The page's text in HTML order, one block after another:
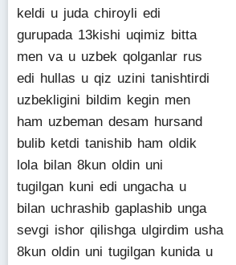
keldi u juda chiroyli edi
gurupada 13kishi uqimiz bitta
men va u uzbek qolganlar rus
edi hullas u qiz uzini tanishtirdi
uzbekligini bildim kegin men
ham uzbeman desam hursand
bulib ketdi tanishib ham oldik
lola bilan 8kun oldin uni
tugilgan kuni edi ungacha u
bilan uchrashib gaplashib unga
sevgi ishor qilishga ulgirdim usha
8kun oldin uni tugilgan kunida u